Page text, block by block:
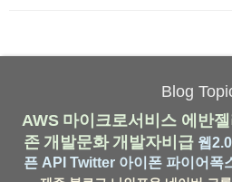
Blog
AWS 마이크로서비스 에반
존 개발문화 개발자비급 웹2.0
픈 API Twitter 아이폰 파이어폭